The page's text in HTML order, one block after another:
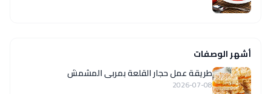
أشهر الوصفات
طريقة عمل حجار القلعة بمربى المشمش
2026-07-08